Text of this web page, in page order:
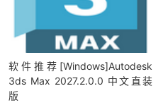
软件推荐[Windows]Autodesk
3ds Max 2027.2.0.0 中文直装
版